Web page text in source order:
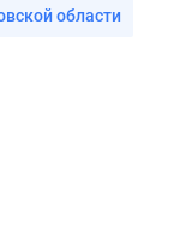
области